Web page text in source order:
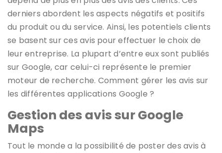
derniers abordent les aspects négatifs et positifs
du produit ou du service. Ainsi, les potentiels clients
se basent sur ces avis pour effectuer le choix de
leur entreprise. La plupart d’entre eux sont publiés
sur Google, car celui-ci représente le premier
moteur de recherche. Comment gérer les avis sur
les différentes applications Google ?
Gestion des avis sur Google
Maps
Tout le monde a la possibilité de poster des avis à